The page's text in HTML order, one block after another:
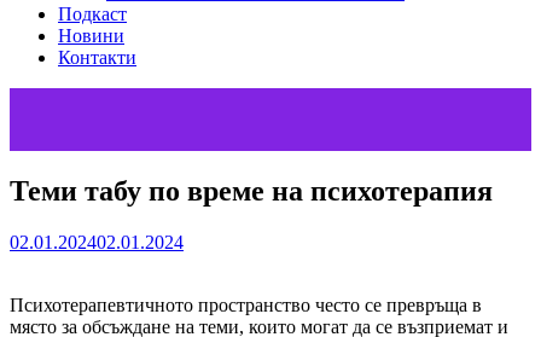
Подкаст
Новини
Контакти
Теми табу по време на психотерапия
02.01.202402.01.2024
Психотерапевтичното пространство често се превръща в
място за обсъждане на теми, които могат да се възприемат и